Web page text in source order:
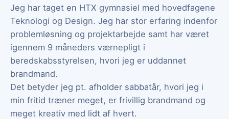
Jeg har taget en HTX gymnasiel med hovedfagene
Teknologi og Design. Jeg har stor erfaring indenfor
problemløsning og projektarbejde samt har været
igennem 9 måneders værnepligt i
beredskabsstyrelsen, hvori jeg er uddannet
brandmand.
Det betyder jeg pt. afholder sabbatår, hvori jeg i
min fritid træner meget, er frivillig brandmand og
meget kreativ med lidt af hvert.